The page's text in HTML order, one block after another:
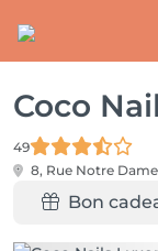
Coco
49
8, Rue Notre Dame
Bon